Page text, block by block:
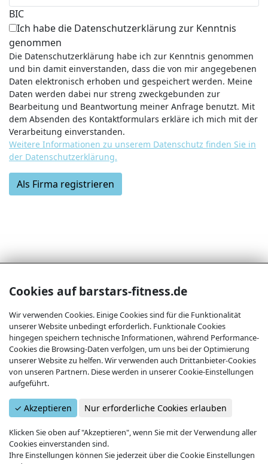
BIC
Ich habe die Datenschutzerklärung zur Kenntnis
genommen
Die Datenschutzerklärung habe ich zur Kenntnis genommen
und bin damit einverstanden, dass die von mir angegebenen
Daten elektronisch erhoben und gespeichert werden. Meine
Daten werden dabei nur streng zweckgebunden zur
Bearbeitung und Beantwortung meiner Anfrage benutzt. Mit
dem Absenden des Kontaktformulars erkläre ich mich mit der
Verarbeitung einverstanden.
Weitere Informationen zu unserem Datenschutz finden Sie in
der Datenschutzerklärung.
Als Firma registrieren
Barstars Fitness UG (haftungsbeschränkt)
Matthias-Zimmermann-Straße 7b
52152 Simmerath
info@barstars-fitness.de
+49 2473 20 54 926
Rechtliches
Impressum
Datenschutzerklärung
Datenschutz Videoüberwachung
Hausordnung
Cookies auf barstars-fitness.de
Wir verwenden Cookies. Einige Cookies sind für die Funktionalität
unserer Website unbedingt erforderlich. Funktionale Cookies
hingegen speichern technische Informationen, während Performance-
Cookies die Browsing-Daten verfolgen, um uns bei der Optimierung
unserer Website zu helfen. Wir verwenden auch Drittanbieter-Cookies
von unseren Partnern. Diese werden in unserer Cookie-Einstellungen
aufgeführt.
✓ Akzeptieren Nur erforderliche Cookies erlauben
Klicken Sie oben auf "Akzeptieren", wenn Sie mit der Verwendung aller
Cookies einverstanden sind.
Ihre Einstellungen können Sie jederzeit über die Cookie Einstellungen